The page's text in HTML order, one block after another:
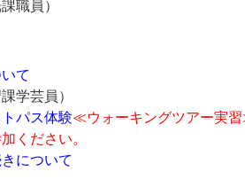
職員）
て
学芸員）
パス体験≪ウォーキングツアー実
ください。
について